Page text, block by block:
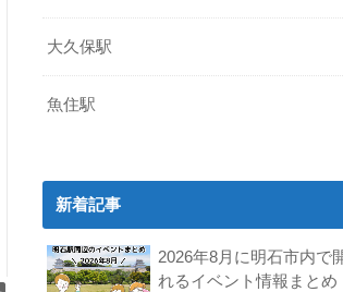
大久保駅
魚住駅
新着記事
2026年8月に明石市内で
れるイベント情報まとめ